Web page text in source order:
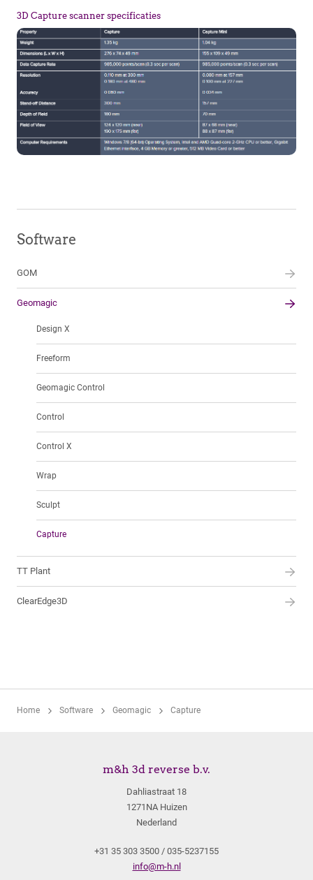
3D Capture scanner specificaties
Software
GOM
Geomagic
Design X
Freeform
Geomagic Control
Control
Control X
Wrap
Sculpt
Capture
TT Plant
ClearEdge3D
Home Software Geomagic Capture
m&h 3d reverse b.v.
Dahliastraat 18
1271NA Huizen
Nederland
+31 35 303 3500 / 035-5237155
info@m-h.nl